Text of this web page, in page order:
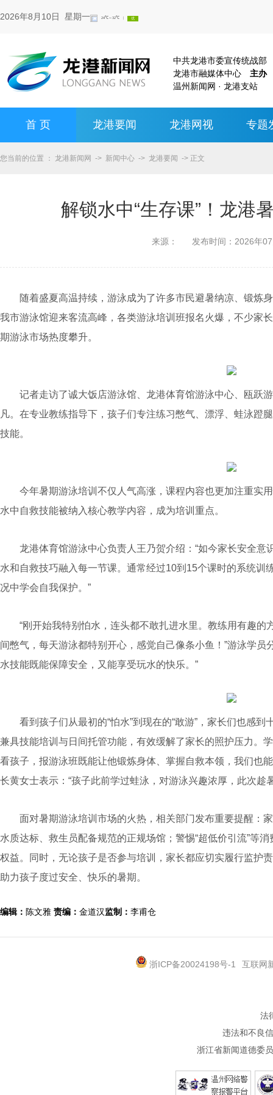
2026年8月10日 星期一
中共龙港市委宣传统战
龙港市融媒体中心 主办
温州新闻网 · 龙港支站
首 页 龙港要闻 龙港网视 专题
您当前的位置 ： 龙港新闻网 -> 新闻中心 -> 龙港要闻 -> 正文
解锁水中“生存课”！龙港
来源： 发布时间： 2026年
随着盛夏高温持续，游泳成为了许多市民避暑纳凉、锻炼
我市游泳馆迎来客流高峰，各类游泳培训班报名火爆，不少家
期游泳市场热度攀升。
记者走访了诚大饭店游泳馆、龙港体育馆游泳中心、瓯跃
凡。在专业教练指导下，孩子们专注练习憋气、漂浮、蛙泳蹬
技能。
今年暑期游泳培训不仅人气高涨，课程内容也更加注重实
水中自救技能被纳入核心教学内容，成为培训重点。
龙港体育馆游泳中心负责人王乃贺介绍：“如今家长安全意
水和自救技巧融入每一节课。通常经过10到15个课时的系统训
况中学会自我保护。”
“刚开始我特别怕水，连头都不敢扎进水里。教练用有趣的
间憋气，每天游泳都特别开心，感觉自己像条小鱼！”游泳学员
水技能既能保障安全，又能享受玩水的快乐。”
看到孩子们从最初的“怕水”到现在的“敢游”，家长们也感到
兼具技能培训与日间托管功能，有效缓解了家长的照护压力。
看孩子，报游泳班既能让他锻炼身体、掌握自救本领，我们也
长黄女士表示：“孩子此前学过蛙泳，对游泳兴趣浓厚，此次趁
面对暑期游泳培训市场的火热，相关部门发布重要提醒：
水质达标、救生员配备规范的正规场馆；警惕“超低价引流”等
权益。同时，无论孩子是否参与培训，家长都应切实履行监护
助力孩子度过安全、快乐的暑期。
编辑： 陈文雅 责编： 金道汉监制： 李甫仓
浙ICP备20024198号-1 互联网
法
违法和不良
浙江省新闻道德委